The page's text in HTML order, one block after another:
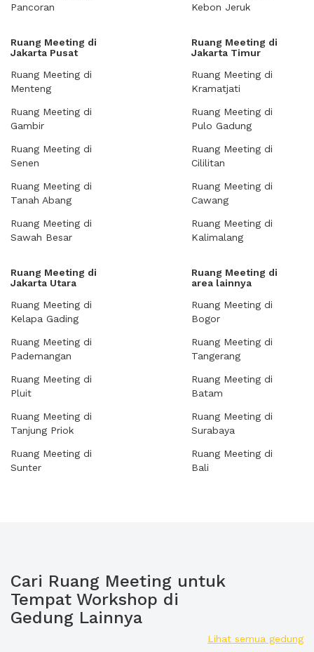
Pancoran
Kebon Jeruk
Ruang Meeting di
Jakarta Pusat
Ruang Meeting di
Menteng
Ruang Meeting di
Gambir
Ruang Meeting di
Senen
Ruang Meeting di
Tanah Abang
Ruang Meeting di
Sawah Besar
Ruang Meeting di
Jakarta Timur
Ruang Meeting di
Kramatjati
Ruang Meeting di
Pulo Gadung
Ruang Meeting di
Cililitan
Ruang Meeting di
Cawang
Ruang Meeting di
Kalimalang
Ruang Meeting di
Jakarta Utara
Ruang Meeting di
Kelapa Gading
Ruang Meeting di
Pademangan
Ruang Meeting di
Pluit
Ruang Meeting di
Tanjung Priok
Ruang Meeting di
Sunter
Ruang Meeting di
area lainnya
Ruang Meeting di
Bogor
Ruang Meeting di
Tangerang
Ruang Meeting di
Batam
Ruang Meeting di
Surabaya
Ruang Meeting di
Bali
Cari Ruang Meeting untuk
Tempat Workshop di
Gedung Lainnya
Lihat semua gedung